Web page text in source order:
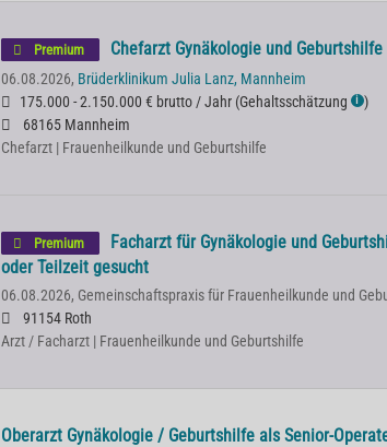
Premium Chefarzt Gynäkologie und
06.08.2026, Brüderklinikum Julia Lanz, Mannheim
175.000 - 2.150.000 € brutto / Jahr (Gehaltsschätzung ℹ )
68165 Mannheim
Chefarzt | Frauenheilkunde und Geburtshilfe
Premium
Facharzt für Gynäkologie und
oder Teilzeit gesucht
06.08.2026, Gemeinschaftspraxis für Frauenheilkunde und
91154 Roth
Arzt / Facharzt | Frauenheilkunde und Geburtshilfe
Oberarzt Gynäkologie / Geburtshilfe als Senior-